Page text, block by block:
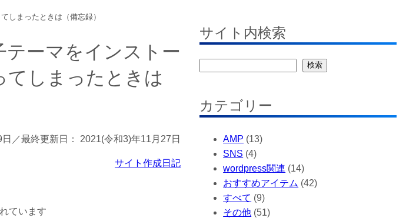
しまったときは（備忘録）
ーマをインストー
てしまったときは
／最終更新日： 2021(令和3)年11月27日
サイト作成日記
ています
サイト内検索
検索
カテゴリー
AMP (13)
SNS (4)
wordpress関連 (14)
おすすめアイテム (42)
すべて (9)
その他 (51)